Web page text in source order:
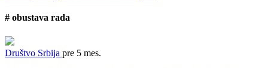
# obustava rada
Društvo Srbija pre 5 mes.